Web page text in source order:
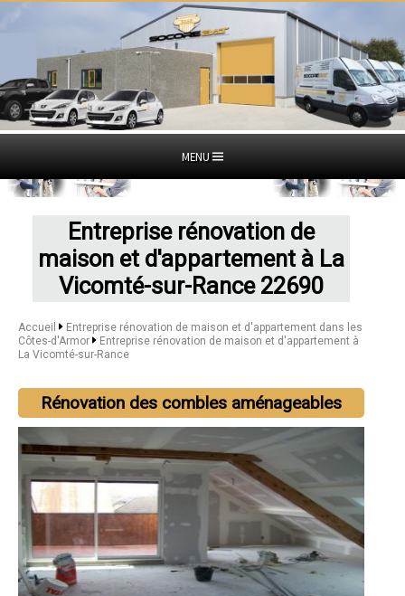
MENU
Entreprise rénovation de
maison et d'appartement à La
Vicomté-sur-Rance 22690
Accueil
Entreprise rénovation de maison et d'appartement dans les
Côtes-d'Armor
Entreprise rénovation de maison et d'appartement à
La Vicomté-sur-Rance
Rénovation des combles aménageables